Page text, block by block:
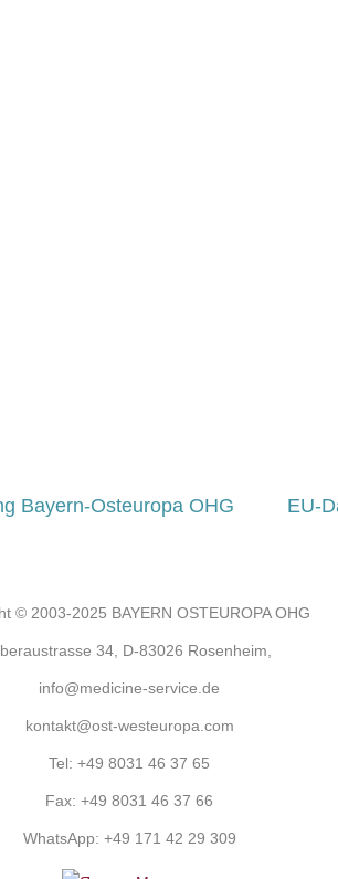
Bayern-Osteuropa OHG EU-
© 2003-2025 BAYERN OSTEUROPA OHG
34, D-83026 Rosenheim,
info@medicine-service.de
kontakt@ost-westeuropa.com
Tel: +49 8031 46 37 65
Fax: +49 8031 46 37 66
WhatsApp: +49 171 42 29 309